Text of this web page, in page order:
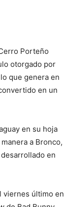
Porteño
otorgado por
que genera en
en un
en su hoja
a Bronco,
en
viernes último en